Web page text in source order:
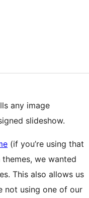
any image
slideshow.
(if you’re using that
us
not using one of our